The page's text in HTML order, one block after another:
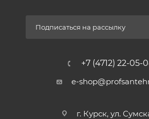
Подписаться на рассылку
+7 (4712) 22-05-
e-
г. Курск, ул.